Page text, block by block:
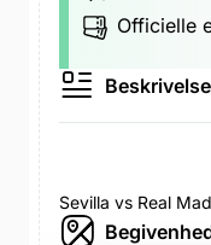
Officielle
Beskrivelse
Sevilla vs Real